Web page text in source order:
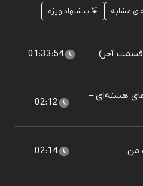
مشابه پیشنهاد ویژه
آخر) 01:33:54
هسته‌ای –
02:12
من 02:14